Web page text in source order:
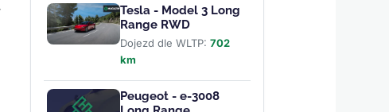
Tesla - Model 3 Long
Range RWD
Dojezd dle WLTP: 702
km
Peugeot - e-3008